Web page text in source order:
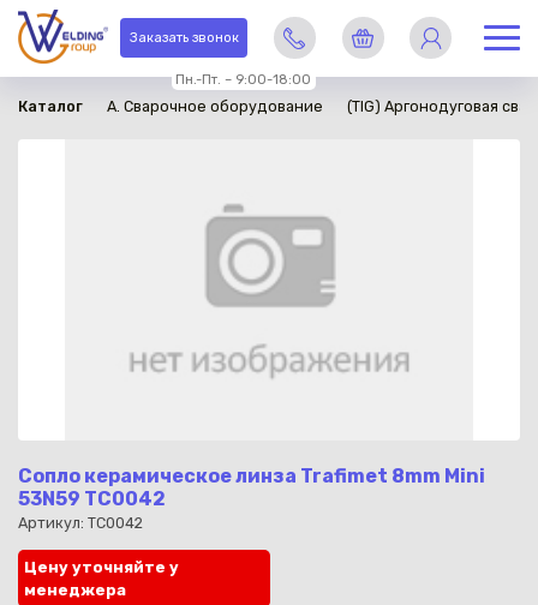
Заказать звонок
Пн.-Пт. – 9:00-18:00
Каталог A. Сварочное оборудование (TIG) Аргонодуговая
Сопло керамическое линза Trafimet 8mm Mini
53N59 TC0042
Артикул: TC0042
в наличии
Цену уточняйте у
менеджера